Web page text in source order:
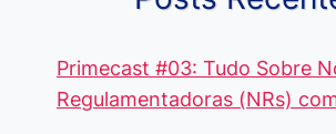
Primecast #03: Tudo Sobre
Regulamentadoras (NRs)